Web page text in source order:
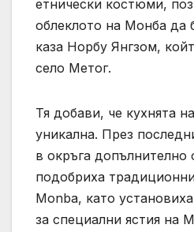
етнически костюми,
облеклото на Монба да
каза Норбу Янгзом,
село Метог.
Тя добави, че кухнята
уникална. През
в окръга допълнително
подобриха
Monba, като
за специални ястия на